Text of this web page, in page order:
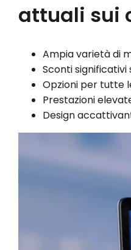
attuali sui
Ampia varietà di
Sconti
Opzioni per tutte
Prestazioni
Design